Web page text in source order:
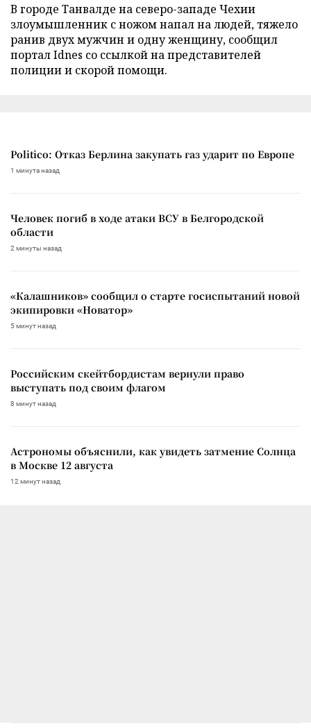
В городе Танвалде на северо-западе Чехии
злоумышленник с ножом напал на людей, тяжело
ранив двух мужчин и одну женщину, сообщил
портал Idnes со ссылкой на представителей
полиции и скорой помощи.
Politico: Отказ Берлина закупать газ ударит по Европе
1 минута назад
Человек погиб в ходе атаки ВСУ в Белгородской
области
2 минуты назад
«Калашников» сообщил о старте госиспытаний новой
экипировки «Новатор»
5 минут назад
Российским скейтбордистам вернули право
выступать под своим флагом
8 минут назад
Астрономы объяснили, как увидеть затмение Солнца
в Москве 12 августа
12 минут назад